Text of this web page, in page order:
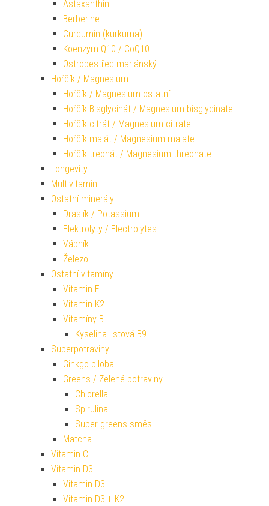
Astaxanthin
Berberine
Curcumin (kurkuma)
Koenzym Q10 / CoQ10
Ostropestřec mariánský
Hořčík / Magnesium
Hořčík / Magnesium ostatní
Hořčík Bisglycinát / Magnesium bisglycinate
Hořčík citrát / Magnesium citrate
Hořčík malát / Magnesium malate
Hořčík treonát / Magnesium threonate
Longevity
Multivitamin
Ostatní minerály
Draslík / Potassium
Elektrolyty / Electrolytes
Vápník
Železo
Ostatní vitamíny
Vitamin E
Vitamin K2
Vitamíny B
Kyselina listová B9
Superpotraviny
Ginkgo biloba
Greens / Zelené potraviny
Chlorella
Spirulina
Super greens směsi
Matcha
Vitamin C
Vitamin D3
Vitamin D3
Vitamin D3 + K2